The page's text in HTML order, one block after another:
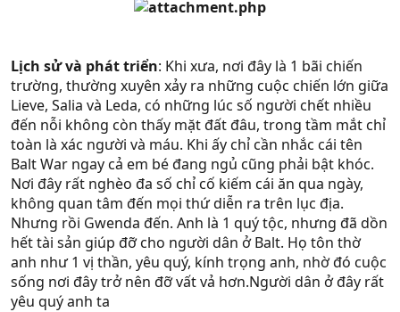
Lịch sử và phát triển: Khi xưa, nơi đây là 1 bãi chiến
trường, thường xuyên xảy ra những cuộc chiến lớn giữa
Lieve, Salia và Leda, có những lúc số người chết nhiều
đến nỗi không còn thấy mặt đất đâu, trong tầm mắt chỉ
toàn là xác người và máu. Khi ấy chỉ cần nhắc cái tên
Balt War ngay cả em bé đang ngủ cũng phải bật khóc.
Nơi đây rất nghèo đa số chỉ cố kiếm cái ăn qua ngày,
không quan tâm đến mọi thứ diễn ra trên lục địa.
Nhưng rồi Gwenda đến. Anh là 1 quý tộc, nhưng đã dồn
hết tài sản giúp đỡ cho người dân ở Balt. Họ tôn thờ
anh như 1 vị thần, yêu quý, kính trọng anh, nhờ đó cuộc
sống nơi đây trở nên đỡ vất vả hơn.Người dân ở đây rất
yêu quý anh ta